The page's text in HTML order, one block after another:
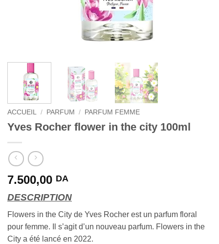
ACCUEIL / PARFUM / PARFUM FEMME
Yves Rocher flower in the city 100ml
7.500,00 DA
DESCRIPTION
Flowers in the City de Yves Rocher est un parfum floral
pour femme. Il s’agit d’un nouveau parfum. Flowers in the
City a été lancé en 2022.